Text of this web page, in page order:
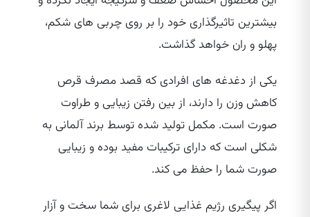
بیشترین تاثیرگذاری خود را بر روی چربی‌ های شکم،
پهلو و ران خواهد گذاشت.
یکی از دغدغه‌ های افرادی که قصد مصرف قرص
کاهش وزن را دارند، از بین رفتن زیبایی و طراوت
صورت است. مکمل تولید شده توسط برند آلمانی به
شکلی است که دارای ترکیبات مفید بوده و زیبایی
صورت شما را حفظ می‌ کند.
اگر پیگیری رژیم غذایی لاغری برای شما سخت و آزار